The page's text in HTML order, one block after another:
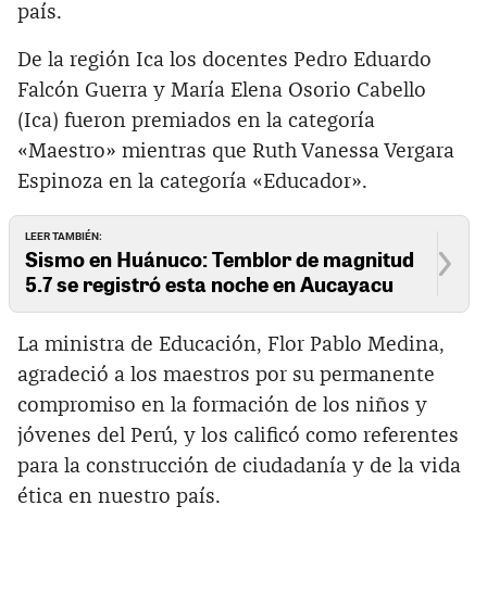
país.
De la región Ica los docentes Pedro Eduardo
Falcón Guerra y María Elena Osorio Cabello
(Ica) fueron premiados en la categoría
«Maestro» mientras que Ruth Vanessa Vergara
Espinoza en la categoría «Educador».
LEER TAMBIÉN:
Sismo en Huánuco: Temblor de magnitud
5.7 se registró esta noche en Aucayacu
La ministra de Educación, Flor Pablo Medina,
agradeció a los maestros por su permanente
compromiso en la formación de los niños y
jóvenes del Perú, y los calificó como referentes
para la construcción de ciudadanía y de la vida
ética en nuestro país.